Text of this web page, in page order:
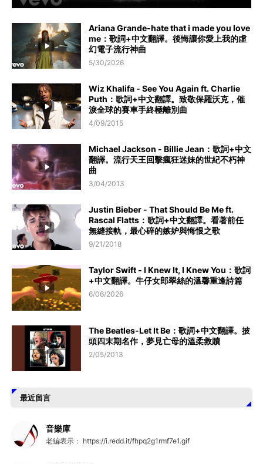
Ariana Grande-hate that i made you love
me：歌詞+中文翻譯。後悔讓你愛上我的虛
幻電子流行神曲
5/30/2026
Wiz Khalifa - See You Again ft. Charlie
Puth：歌詞+中文翻譯。致敬保羅沃克，催
淚全球的賽車手終極離別曲
4/09/2015
Michael Jackson - Billie Jean：歌詞+中文
翻譯。流行天王回擊瘋狂迷妹的世紀不朽神
曲
3/04/2013
Justin Bieber - That Should Be Me ft.
Rascal Flatts：歌詞+中文翻譯。看著前任
無縫接軌，最心碎的嫉妒與悔恨之歌
9/21/2018
Taylor Swift - I Knew It, I Knew You：歌詞
+中文翻譯。牛仔女郎翠絲的溫馨重逢詩篇
6/06/2026
The Beatles-Let It Be：歌詞+中文翻譯。披
頭四末期名作，夢見亡母的溫柔救贖
2/05/2013
最近留言
音樂庫
老編表示： https://i.redd.it/fhpq2g1rmf7e1.gif